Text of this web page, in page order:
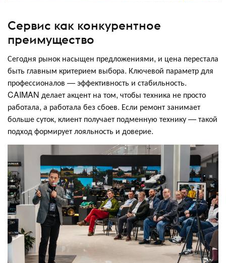
Сервис как конкурентное
преимущество
Сегодня рынок насыщен предложениями, и цена перестала
быть главным критерием выбора. Ключевой параметр для
профессионалов — эффективность и стабильность.
CAIMAN делает акцент на том, чтобы техника не просто
работала, а работала без сбоев. Если ремонт занимает
больше суток, клиент получает подменную технику — такой
подход формирует лояльность и доверие.